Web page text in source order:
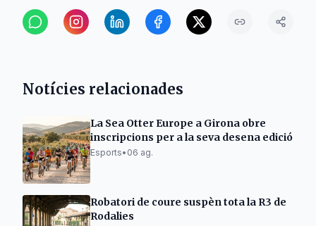
Notícies relacionades
La Sea Otter Europe a Girona obre
inscripcions per a la seva desena edició
Esports• 06 ag.
Robatori de coure suspèn tota la R3 de
Rodalies